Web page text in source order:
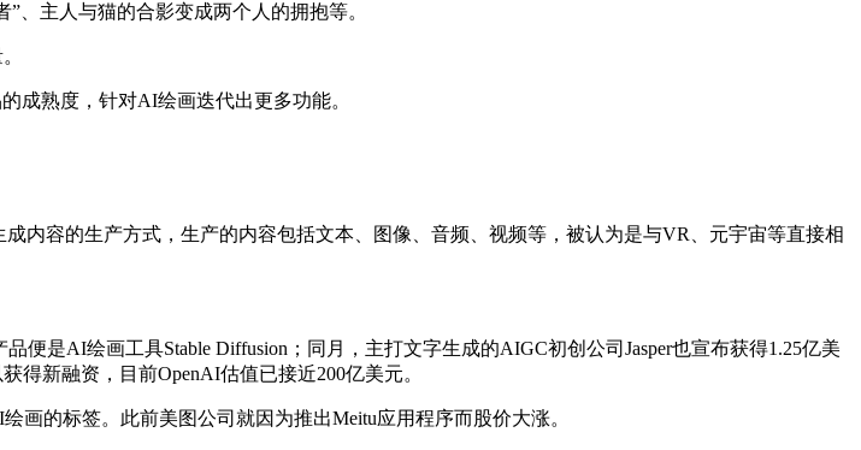
、主人与猫的合影变成两个人的拥抱等。
成熟度，针对AI绘画迭代出更多功能。
容的生产方式，生产的内容包括文本、图像、音频、视频等，被认为是与VR、元宇宙等直接相
便是AI绘画工具Stable Diffusion；同月，主打文字生成的AIGC初创公司Jasper也宣布获得1.25亿美
得新融资，目前OpenAI估值已接近200亿美元。
画的标签。此前美图公司就因为推出Meitu应用程序而股价大涨。